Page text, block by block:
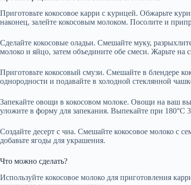
Приготовьте кокосовое карри с курицей. Обжарьте
наконец, залейте кокосовым молоком. Посолите и
Сделайте кокосовые оладьи. Смешайте муку,
молоко и яйцо, затем объедините обе смеси. Жарьте на
Приготовьте кокосовый смузи. Смешайте в блендере
однородности и подавайте в холодной стеклянной
Запекайте овощи в кокосовом молоке. Овощи на ваш
уложите в форму для запекания. Выпекайте при 180°C
Создайте десерт с чиа. Смешайте кокосовое молоко с
добавьте ягоды для украшения.
Что можно сделать?
Используйте кокосовое молоко для приготовления